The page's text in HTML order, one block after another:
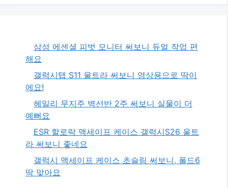
삼성 에센셜 피벗 모니터 써보니 듀얼 작업 편
해요
갤럭시탭 S11 울트라 써보니 영상용으로 딱이
에요!
헤일리 무지주 벽선반 2주 써보니 실물이 더
예뻐요
ESR 할로락 맥세이프 케이스 갤럭시S26 울트
라 써보니 좋네요
갤럭시 맥세이프 케이스 초슬림 써보니, 폴드6
딱 맞아요